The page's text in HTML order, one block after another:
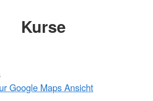
Kurse
Google Maps Ansicht